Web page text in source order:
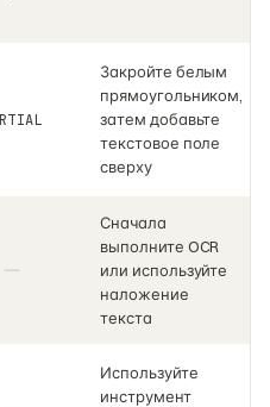
Закройте белым
прямоугольником,
затем добавьте
текстовое поле
сверху
Сначала
выполните OCR
или используйте
наложение
текста
Используйте
инструмент